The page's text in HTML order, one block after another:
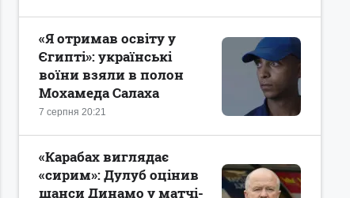
7 серпня 20:21
«Я отримав освіту у
Єгипті»: українські
воїни взяли в полон
Мохамеда Салаха
«Карабах виглядає
«сирим»: Дулуб оцінив
шанси Динамо у матчі-